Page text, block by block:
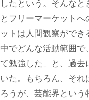
たという。そんなと
フリーマーケットへ
ットは人間観察がで
どんな活動範囲で
勉強した」と、過去
た。もちろん、それ
うが、芸能界という